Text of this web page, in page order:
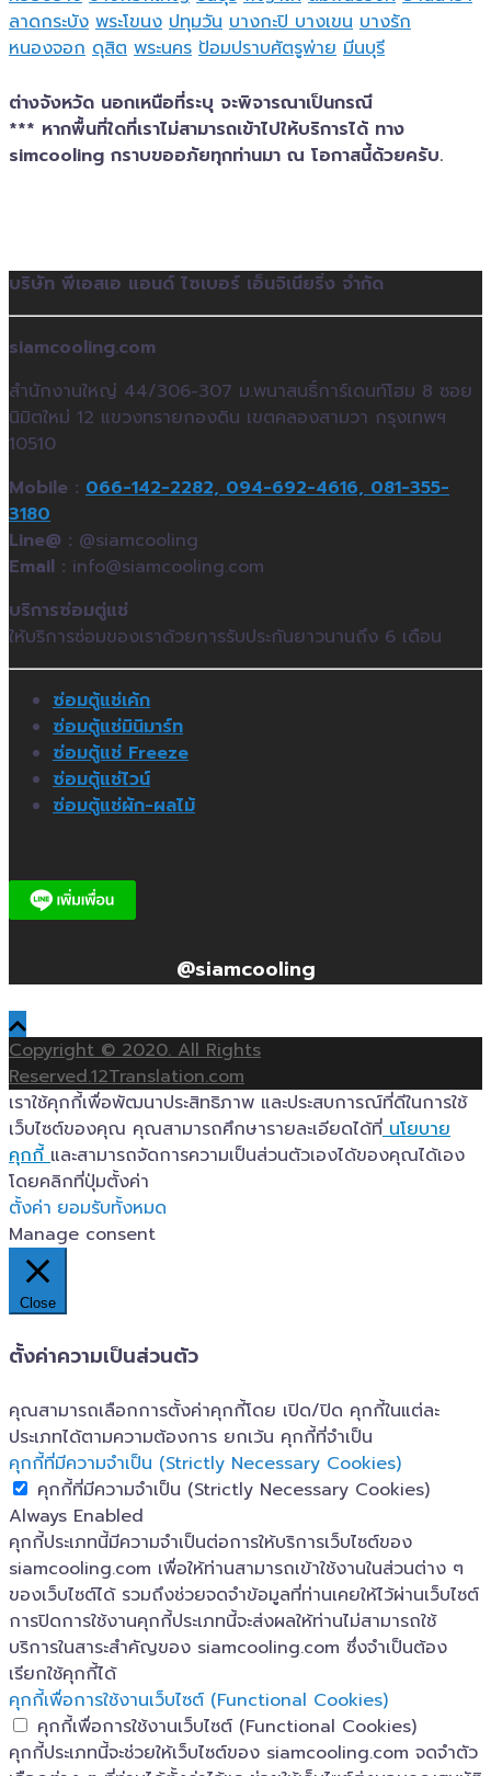
ลาดกระบัง พระโขนง ปทุมวัน บางกะปิ บางเขน บางรัก
หนองจอก ดุสิต พระนคร ป้อมปราบศัตรูพ่าย มีนบุรี
ต่างจังหวัด นอกเหนือที่ระบุ จะพิจารณาเป็นกรณี
*** หากพื้นที่ใดที่เราไม่สามารถเข้าไปให้บริการได้ ทาง
simcooling กราบขออภัยทุกท่านมา ณ โอกาสนี้ด้วยครับ.
บริษัท พีเอสเอ แอนด์ ไซเบอร์ เอ็นจิเนียริ่ง จำกัด
siamcooling.com
สำนักงานใหญ่ 44/306-307 ม.พนาสนธิ์การ์เดนท์โฮม 8 ซอย
นิมิตใหม่ 12 แขวงทรายกองดิน เขตคลองสามวา กรุงเทพฯ
10510
Mobile : 066-142-2282,094-692-4616, 081-355-
3180
Line@ : @siamcooling
Email : info@siamcooling.com
บริการซ่อมตู่แช่
ให้บริการซ่อมของเราด้วยการรับประกันยาวนานถึง 6 เดือน
ซ่อมตู้แช่เค้ก
ซ่อมตู้แช่มินิมาร์ท
ซ่อมตู้แช่ Freeze
ซ่อมตู้แช่ไวน์
ซ่อมตู้แช่ผัก-ผลไม้
@siamcooling
Copyright © 2020. All Rights
Reserved.12Translation.com
เราใช้คุกกี้เพื่อพัฒนาประสิทธิภาพ และประสบการณ์ที่ดีในการใช้
เว็บไซต์ของคุณ คุณสามารถศึกษารายละเอียดได้ที่นโยบาย
คุกกี้และสามารถจัดการความเป็นส่วนตัวเองได้ของคุณได้เอง
โดยคลิกที่ปุ่มตั้งค่า
ตั้งค่า ยอมรับทั้งหมด
Manage consent
Close
ตั้งค่าความเป็นส่วนตัว
คุณสามารถเลือกการตั้งค่าคุกกี้โดย เปิด/ปิด คุกกี้ในแต่ละ
ประเภทได้ตามความต้องการ ยกเว้น คุกกี้ที่จำเป็น
คุกกี้ที่มีความจำเป็น (Strictly Necessary Cookies)
คุกกี้ที่มีความจำเป็น (Strictly Necessary Cookies)
Always Enabled
คุกกี้ประเภทนี้มีความจำเป็นต่อการให้บริการเว็บไซต์ของ
siamcooling.com เพื่อให้ท่านสามารถเข้าใช้งานในส่วนต่าง ๆ
ของเว็บไซต์ได้ รวมถึงช่วยจดจำข้อมูลที่ท่านเคยให้ไว้ผ่านเว็บไซต์
การปิดการใช้งานคุกกี้ประเภทนี้จะส่งผลให้ท่านไม่สามารถใช้
บริการในสาระสำคัญของ siamcooling.com ซึ่งจำเป็นต้อง
เรียกใช้คุกกี้ได้
คุกกี้เพื่อการใช้งานเว็บไซต์ (Functional Cookies)
คุกกี้เพื่อการใช้งานเว็บไซต์ (Functional Cookies)
คุกกี้ประเภทนี้จะช่วยให้เว็บไซต์ของ siamcooling.com จดจำตัว